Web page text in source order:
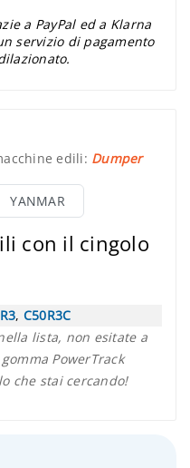
a PayPal ed a Klarna
servizio di pagamento
edili: Dumper
YANMAR
con il cingolo
, C50R3C
lista, non esitate a
PowerTrack
che stai cercando!